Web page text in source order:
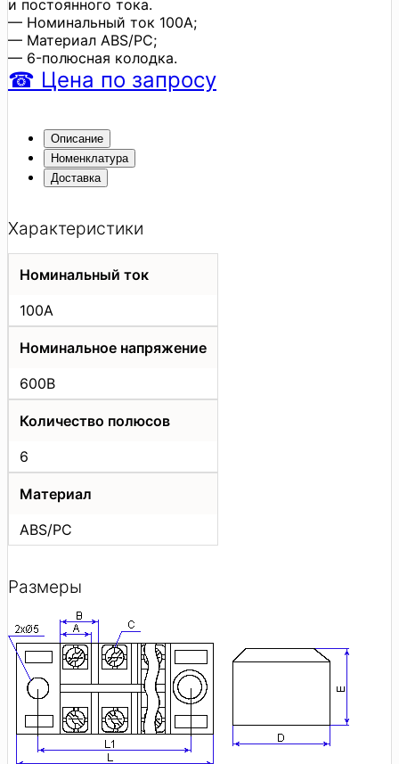
и постоянного тока.
— Номинальный ток 100А;
— Материал ABS/PC;
— 6-полюсная колодка.
☎ Цена по запросу
Описание
Номенклатура
Доставка
Характеристики
Номинальный ток
100А
Номинальное напряжение
600В
Количество полюсов
6
Материал
ABS/PC
Размеры